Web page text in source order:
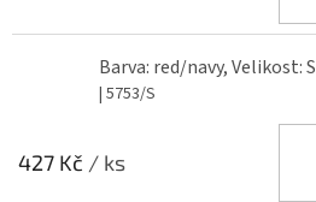
Barva: red/navy, Velikost: S
| 5753/S
427 Kč / ks